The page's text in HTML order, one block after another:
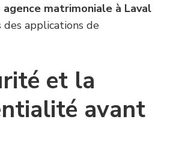
agence matrimoniale à Laval
applications de
et la
avant